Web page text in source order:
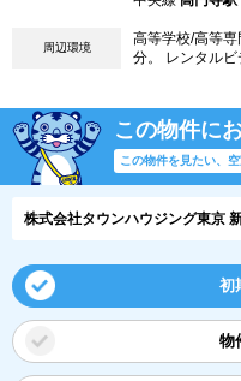
周辺環境
高等学校/高等
分。 レンタルビ
この物件に
この物件を見たい、
株式会社タウンハウジング東京
初
物